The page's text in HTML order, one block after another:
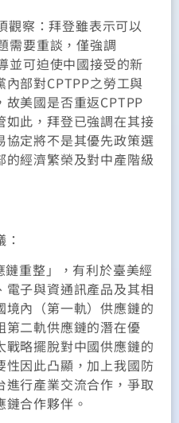
觀察：拜登雖表示可以
需要重談，僅強調
並可迫使中國接受的新
部對CPTPP之勞工與
美國是否重返CPTPP
如此，拜登已強調在其接
定將不是其優先政策選
經濟繁榮及對中產階級
重整」，有利於臺美經
子與資通訊產品及其相
內（第一軌）供應鏈的
第二軌供應鏈的潛在優
略擺脫對中國供應鏈的
因此凸顯，加上我國防
行產業交流合作，爭取
合作夥伴。